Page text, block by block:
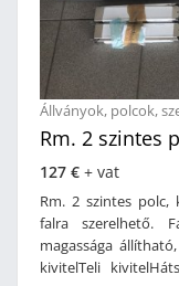
Állványok, polcok,
Rm. 2 szintes
127 € + vat
Rm. 2 szintes polc,
falra szerelhető.
magassága
kivitelTeli